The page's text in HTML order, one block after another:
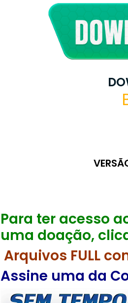
Para ter acesso
uma doação,
Arquivos FULL
Assine uma da